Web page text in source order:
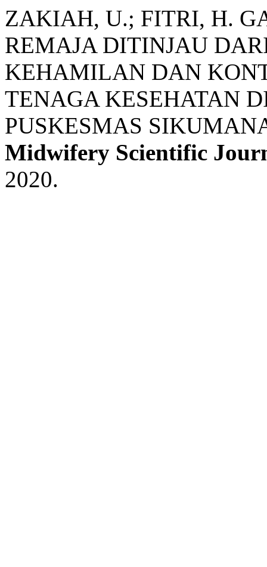
ZAKIAH, U.; FITRI, H.
REMAJA DITINJAU
KEHAMILAN DAN
TENAGA KESEHATAN
PUSKESMAS
Midwifery Scientific
2020.